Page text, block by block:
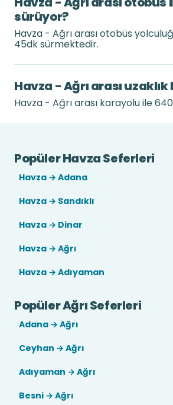
sürüyor?
Havza - Ağrı arası otobüs
45dk sürmektedir.
Havza - Ağrı arası
Havza - Ağrı arası karayolu ile
Popüler Havza Seferleri
Havza → Adana
Havza → Sandıklı
Havza → Dinar
Havza → Ağrı
Havza → Adıyaman
Popüler Ağrı Seferleri
Adana → Ağrı
Ceyhan → Ağrı
Adıyaman → Ağrı
Besni → Ağrı